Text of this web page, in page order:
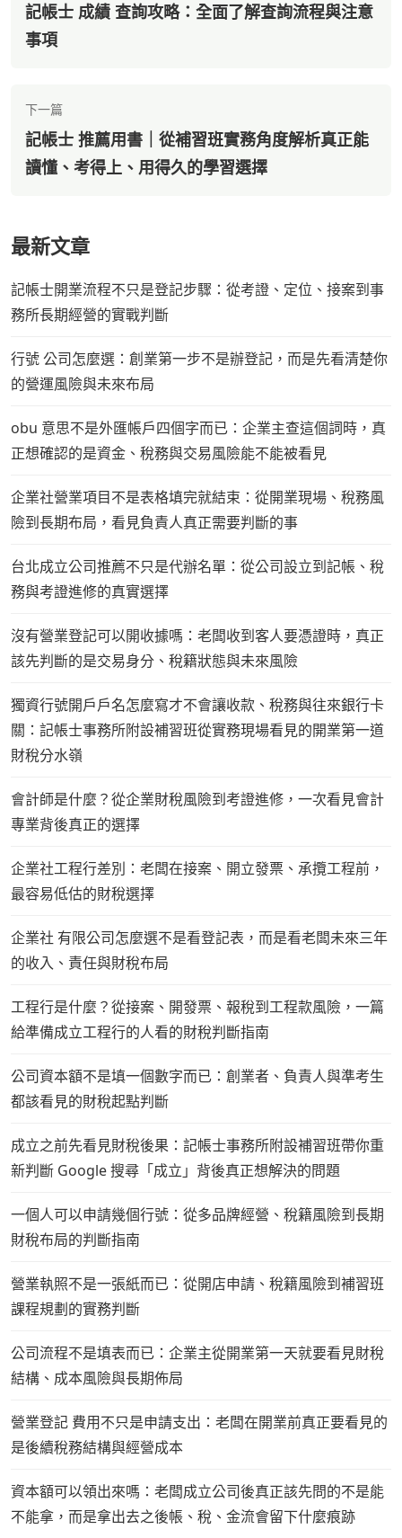
記帳士 成績 查詢攻略：全面了解查詢流程與注意
事項
下一篇
記帳士 推薦用書｜從補習班實務角度解析真正能
讀懂、考得上、用得久的學習選擇
最新文章
記帳士開業流程不只是登記步驟：從考證、定位、接案到事
務所長期經營的實戰判斷
行號 公司怎麼選：創業第一步不是辦登記，而是先看清楚你
的營運風險與未來布局
obu 意思不是外匯帳戶四個字而已：企業主查這個詞時，真
正想確認的是資金、稅務與交易風險能不能被看見
企業社營業項目不是表格填完就結束：從開業現場、稅務風
險到長期布局，看見負責人真正需要判斷的事
台北成立公司推薦不只是代辦名單：從公司設立到記帳、稅
務與考證進修的真實選擇
沒有營業登記可以開收據嗎：老闆收到客人要憑證時，真正
該先判斷的是交易身分、稅籍狀態與未來風險
獨資行號開戶戶名怎麼寫才不會讓收款、稅務與往來銀行卡
關：記帳士事務所附設補習班從實務現場看見的開業第一道
財稅分水嶺
會計師是什麼？從企業財稅風險到考證進修，一次看見會計
專業背後真正的選擇
企業社工程行差別：老闆在接案、開立發票、承攬工程前，
最容易低估的財稅選擇
企業社 有限公司怎麼選不是看登記表，而是看老闆未來三年
的收入、責任與財稅布局
工程行是什麼？從接案、開發票、報稅到工程款風險，一篇
給準備成立工程行的人看的財稅判斷指南
公司資本額不是填一個數字而已：創業者、負責人與準考生
都該看見的財稅起點判斷
成立之前先看見財稅後果：記帳士事務所附設補習班帶你重
新判斷 Google 搜尋「成立」背後真正想解決的問題
一個人可以申請幾個行號：從多品牌經營、稅籍風險到長期
財稅布局的判斷指南
營業執照不是一張紙而已：從開店申請、稅籍風險到補習班
課程規劃的實務判斷
公司流程不是填表而已：企業主從開業第一天就要看見財稅
結構、成本風險與長期佈局
營業登記 費用不只是申請支出：老闆在開業前真正要看見的
是後續稅務結構與經營成本
資本額可以領出來嗎：老闆成立公司後真正該先問的不是能
不能拿，而是拿出去之後帳、稅、金流會留下什麼痕跡